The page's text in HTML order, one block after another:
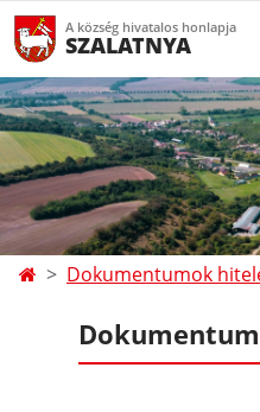
A község hivatalos honlapja
SZALATNYA
Dokumentumok